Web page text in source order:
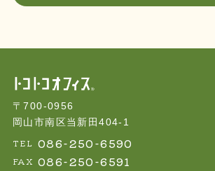
〒700-0956
岡山市南区当新田404-1
TEL 086-250-6590
FAX 086-250-6591